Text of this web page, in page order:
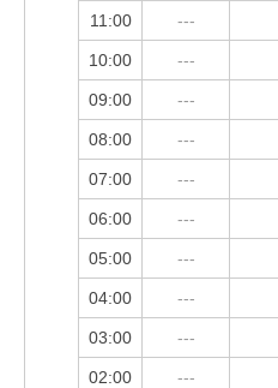
11:00 ---
10:00 ---
09:00 ---
08:00 ---
07:00 ---
06:00 ---
05:00 ---
04:00 ---
03:00 ---
02:00 ---